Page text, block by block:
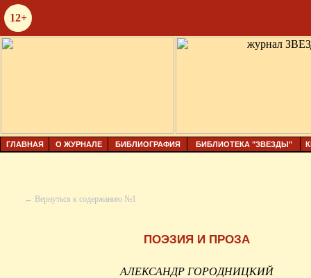
12+
ГЛАВНАЯ О ЖУРНАЛЕ БИБЛИОГРАФИЯ БИБЛИОТЕКА "ЗВЕЗДЫ"
← Вернуться к содержанию №1
ПОЭЗИЯ И ПРОЗА
АЛЕКСАНДР ГОРОДНИЦКИЙ